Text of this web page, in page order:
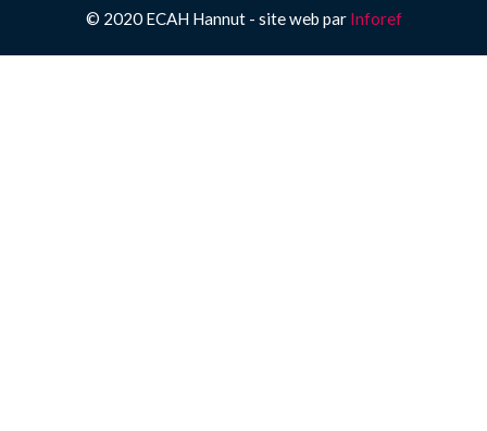
© 2020 ECAH Hannut - site web par Inforef